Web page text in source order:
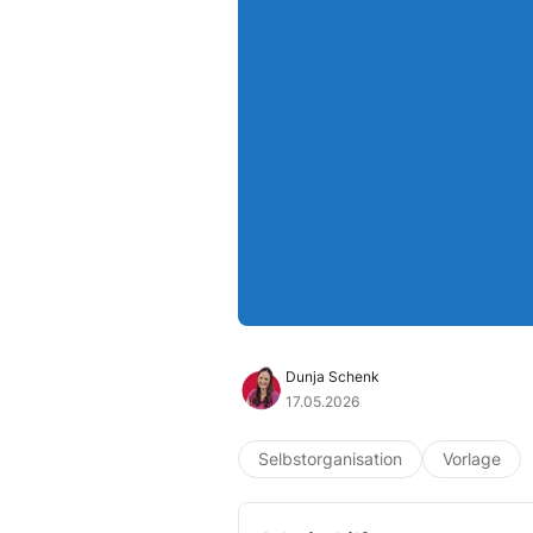
Dunja Schenk
17.05.2026
Selbstorganisation Vorlage